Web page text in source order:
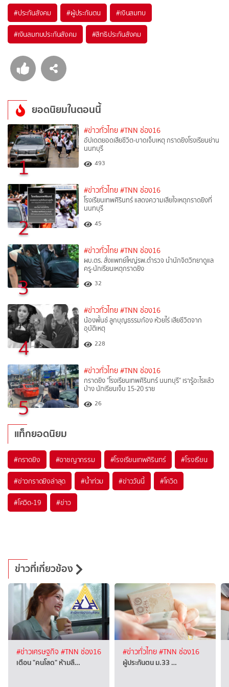
#ประกันสังคม #ผู้ประกันตน #เงินสมทบ
#เงินสมทบประกันสังคม #สิทธิประกันสังคม
ยอดนิยมในตอนนี้
1
#ข่าวทั่วไทย #TNN ช่อง16
อัปเดตยอดเสียชีวิต-บาดเจ็บเหตุ กราดยิงโรงเรียนย่าน
นนทบุรี
493
2
#ข่าวทั่วไทย #TNN ช่อง16
โรงเรียนเทพศิรินทร์ แสดงความเสียใจเหตุกราดยิงที่
นนทบุรี
45
3
#ข่าวทั่วไทย #TNN ช่อง16
ผบ.ตร. สั่งแพทย์ใหญ่รพ.ตำรวจ นำนักจิตวิทยาดูแล
ครู-นักเรียนเหตุกราดยิง
32
4
#ข่าวทั่วไทย #TNN ช่อง16
น้องพั้นช์ ลูกบุญธรรมก้อง ห้วยไร่ เสียชีวิตจาก
อุบัติเหตุ
228
5
#ข่าวทั่วไทย #TNN ช่อง16
กราดยิง "โรงเรียนเทพศิรินทร์ นนทบุรี" เรารู้อะไรแล้ว
บ้าง นักเรียนเจ็บ 15-20 ราย
26
แท็กยอดนิยม
#กราดยิง #อาชญากรรม #โรงเรียนเทพศิรินทร์ #โรงเรียน
#ข่าวกราดยิงล่าสุด #น้ำท่วม #ข่าววันนี้ #โควิด
#โควิด-19 #ข่าว
ข่าวที่เกี่ยวข้อง
#ข่าวเศรษฐกิจ #TNN ช่อง16
เตือน "คนโสด" ห้ามลื…
#ข่าวทั่วไทย#TNN ช่อง16
ผู้ประกันตน ม.33 …